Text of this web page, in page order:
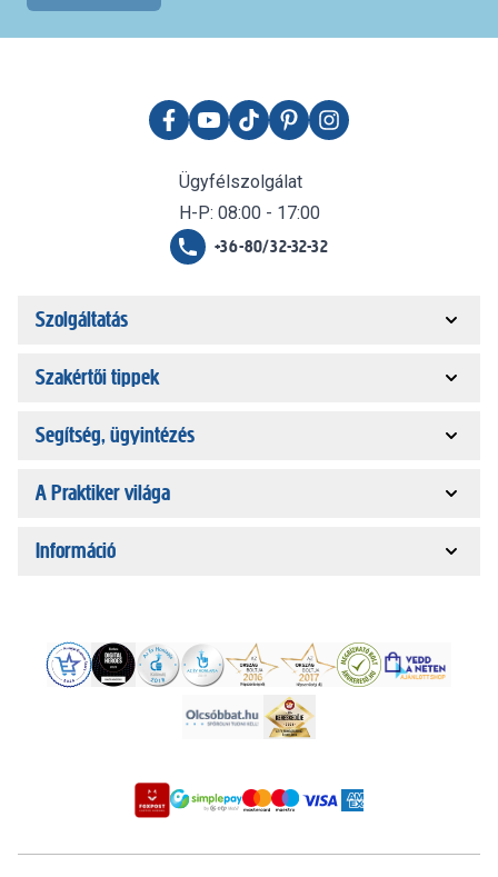
Ügyfélszolgálat
H-P: 08:00 - 17:00
+36-80/32-32-32
Szolgáltatás
Szakértői tippek
Segítség, ügyintézés
A Praktiker világa
Információ